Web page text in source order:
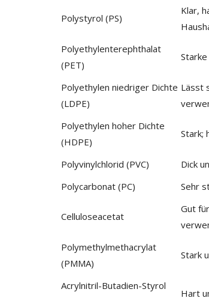
Polystyrol (PS)
Klar,
Polyethylenterephthalat
(PET)
Polyethylen niedriger Dichte
(LDPE)
Lässt
Polyethylen hoher Dichte
(HDPE)
Stark;
Polyvinylchlorid (PVC)
Dick
Polycarbonat (PC)
Sehr
Celluloseacetat
Gut
Polymethylmethacrylat
(PMMA)
Stark
Acrylnitril-Butadien-Styrol
Hart